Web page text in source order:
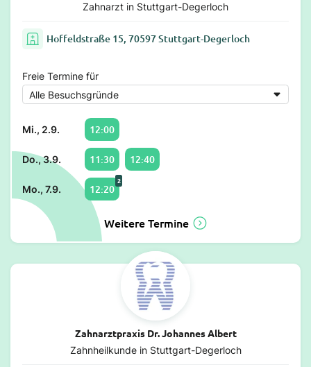
Zahnarzt in Stuttgart-Degerloch
Hoffeldstraße 15, 70597 Stuttgart-Degerloch
Freie Termine für
Mi., 2.9. 12:00
Do., 3.9. 11:30 12:40
Mo., 7.9. 12:20
2
Weitere Termine
Zahnarztpraxis Dr. Johannes Albert
Zahnheilkunde in Stuttgart-Degerloch